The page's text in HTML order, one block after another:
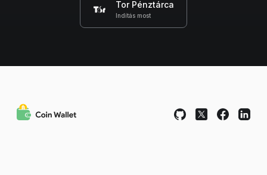
Tor Pénztárca
Indítás most